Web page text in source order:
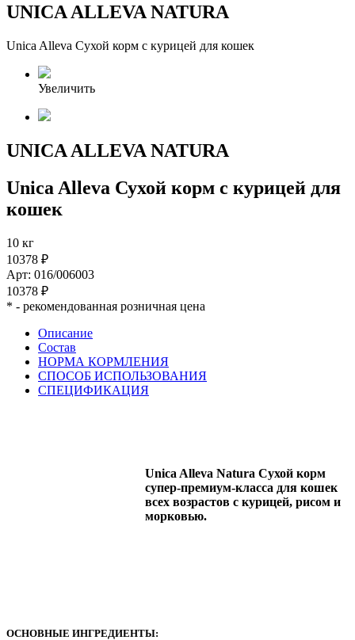
UNICA ALLEVA NATURA
Unica Alleva Сухой корм с курицей для кошек
Увеличить
UNICA ALLEVA NATURA
Unica Alleva Сухой корм с курицей для
кошек
10 кг
10378 ₽
Арт: 016/006003
10378 ₽
* - рекомендованная розничная цена
Описание
Состав
НОРМА КОРМЛЕНИЯ
СПОСОБ ИСПОЛЬЗОВАНИЯ
СПЕЦИФИКАЦИЯ
Unica Alleva Natura Сухой корм
супер-премиум-класса для кошек
всех возрастов с курицей, рисом и
морковью.
ОСНОВНЫЕ ИНГРЕДИЕНТЫ: